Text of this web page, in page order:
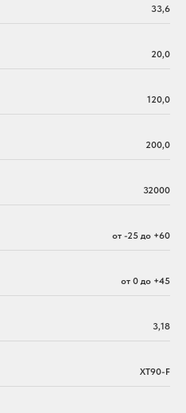
33,6
20,0
120,0
200,0
32000
от -25 до +60
от 0 до +45
3,18
XT90-F